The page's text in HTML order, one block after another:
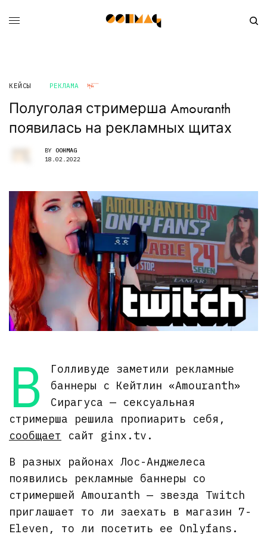
КЕЙСЫ РЕКЛАМА
Полуголая стримерша Amouranth
появилась на рекламных щитах
BY OOHMAG
18.02.2022
В
Голливуде заметили рекламные
баннеры с Кейтлин «Amouranth»
Сирагуса — сексуальная
стримерша решила пропиарить себя,
сообщает сайт ginx.tv.
В разных районах Лос-Анджелеса
появились рекламные баннеры со
стримершей Amouranth — звезда Twitch
приглашает то ли заехать в магазин 7-
Eleven, то ли посетить ее Onlyfans.